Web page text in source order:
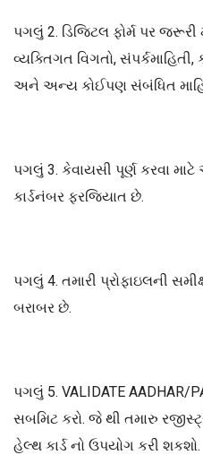
પગલું 2. ડિજિટલ ફોર્મ પર જરૂરી
વ્યક્તિગત વિગતો,
અને અન્ય કોઈપણ સંબંધિત
પગલું 3. કેવાયસી પૂર્ણ કરવા માટે
કાર્ડનંબર ફરજિયાત છે.
પગલું 4. તમારી પ્રોફાઇલની
બરાબર છે.
પગલું 5. VALIDATE AADHAR/
સબમિટ કરો. જે થી તમારુ
હેલ્થ કાર્ડ નો ઉપયોગ કરી શકશો.